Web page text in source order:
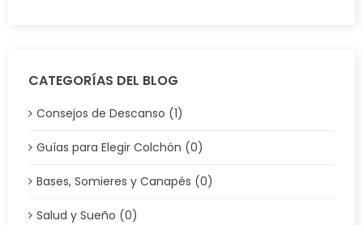
CATEGORÍAS DEL BLOG
Consejos de Descanso (1)
Guías para Elegir Colchón (0)
Bases, Somieres y Canapés (0)
Salud y Sueño (0)